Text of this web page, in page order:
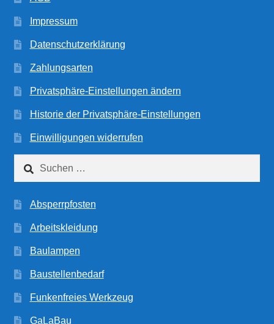
Impressum
Datenschutzerklärung
Zahlungsarten
Privatsphäre-Einstellungen ändern
Historie der Privatsphäre-Einstellungen
Einwilligungen widerrufen
Suchen
nach:
Absperrpfosten
Arbeitskleidung
Baulampen
Baustellenbedarf
Funkenfreies Werkzeug
GaLaBau